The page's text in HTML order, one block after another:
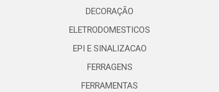
DECORAÇÃO
ELETRODOMESTICOS
EPI E SINALIZACAO
FERRAGENS
FERRAMENTAS